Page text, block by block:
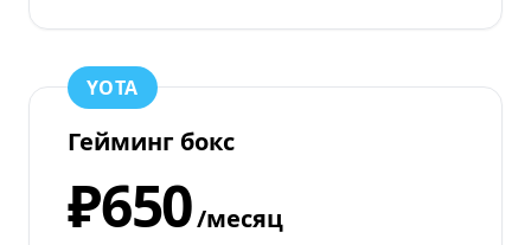
YOTA
Гейминг бокс
₽650/месяц